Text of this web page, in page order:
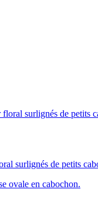
surlignés de petits